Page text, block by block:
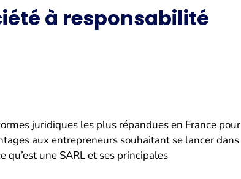
à responsabilité
juridiques les plus répandues en France pour
aux entrepreneurs souhaitant se lancer dans
une SARL et ses principales